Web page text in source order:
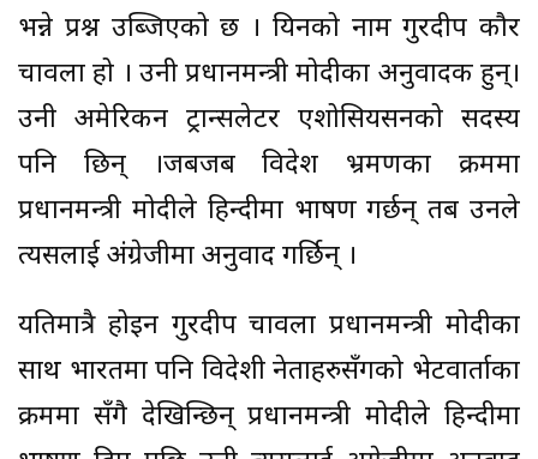
भन्ने प्रश्न उब्जिएको छ । यिनको नाम गुरदीप कौर
चावला हो । उनी प्रधानमन्त्री मोदीका अनुवादक हुन्।
उनी अमेरिकन ट्रान्सलेटर एशोसियसनको सदस्य
पनि छिन् ।जबजब विदेश भ्रमणका क्रममा
प्रधानमन्त्री मोदीले हिन्दीमा भाषण गर्छन् तब उनले
त्यसलाई अंग्रेजीमा अनुवाद गर्छिन् ।
यतिमात्रै होइन गुरदीप चावला प्रधानमन्त्री मोदीका
साथ भारतमा पनि विदेशी नेताहरुसँगको भेटवार्ताका
क्रममा सँगै देखिन्छिन् प्रधानमन्त्री मोदीले हिन्दीमा